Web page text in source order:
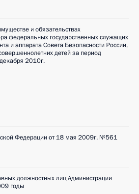
и обязательствах
федеральных государственных служащих
и аппарата Совета Безопасности России,
детей за период
2010г.
Федерации от 18 мая 2009г. №561
должностных лиц Администрации
годы